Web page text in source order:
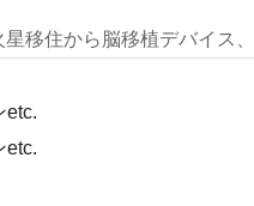
移住から脳移植デバイス
etc.
etc.